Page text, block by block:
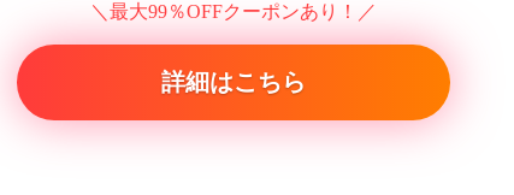
＼最大99％OFFクーポンあり！／
詳細はこちら